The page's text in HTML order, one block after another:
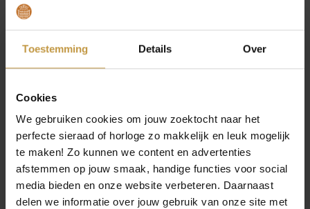
Toestemming Details Over
Cookies
We gebruiken cookies om jouw zoektocht naar het
perfecte sieraad of horloge zo makkelijk en leuk mogelijk
te maken! Zo kunnen we content en advertenties
afstemmen op jouw smaak, handige functies voor social
media bieden en onze website verbeteren. Daarnaast
delen we informatie over jouw gebruik van onze site met